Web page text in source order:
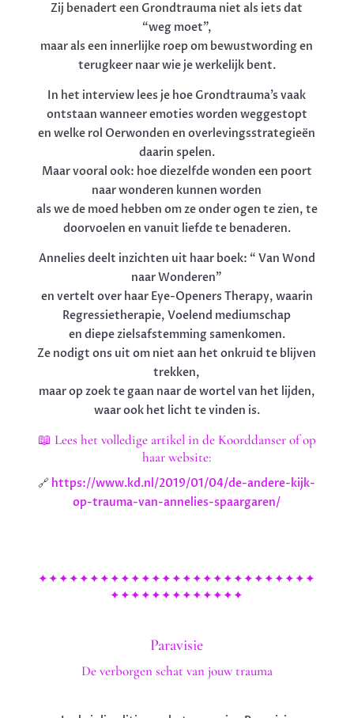
Zij benadert een Grondtrauma niet als iets dat
“weg moet”,
maar als een innerlijke roep om bewustwording en
terugkeer naar wie je werkelijk bent.
In het interview lees je hoe Grondtrauma’s vaak
ontstaan wanneer emoties worden weggestopt
en welke rol Oerwonden en overlevingsstrategieën
daarin spelen.
Maar vooral ook: hoe diezelfde wonden een poort
naar wonderen kunnen worden
als we de moed hebben om ze onder ogen te zien, te
doorvoelen en vanuit liefde te benaderen.
Annelies deelt inzichten uit haar boek: “ Van Wond
naar Wonderen”
en vertelt over haar Eye-Openers Therapy, waarin
Regressietherapie, Voelend mediumschap
en diepe zielsafstemming samenkomen.
Ze nodigt ons uit om niet aan het onkruid te blijven
trekken,
maar op zoek te gaan naar de wortel van het lijden,
waar ook het licht te vinden is.
📖 Lees het volledige artikel in de Koorddanser of op
haar website:
🔗 https://www.kd.nl/2019/01/04/de-andere-kijk-
op-trauma-van-annelies-spaargaren/
✦✦✦✦✦✦✦✦✦✦✦✦✦✦✦✦✦✦✦✦✦✦✦✦✦✦✦
✦✦✦✦✦✦✦✦✦✦✦✦✦
Paravisie
De verborgen schat van jouw trauma